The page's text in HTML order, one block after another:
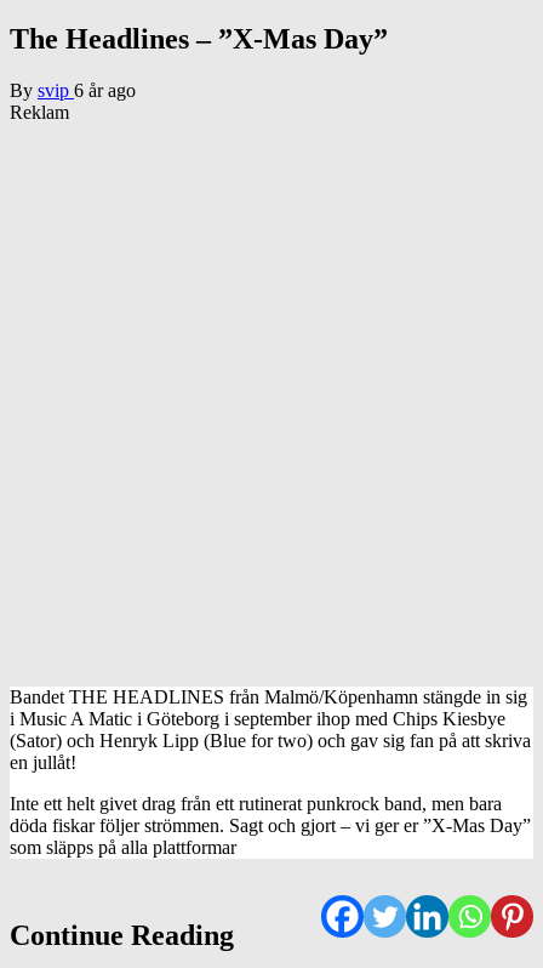
The Headlines – ”X-Mas Day”
By svip 6 år ago
Reklam
Bandet THE HEADLINES från Malmö/Köpenhamn stängde in sig
i Music A Matic i Göteborg i september ihop med Chips Kiesbye
(Sator) och Henryk Lipp (Blue for two) och gav sig fan på att skriva
en jullåt!
Inte ett helt givet drag från ett rutinerat punkrock band, men bara
döda fiskar följer strömmen. Sagt och gjort – vi ger er ”X-Mas Day”
som släpps på alla plattformar
Continue Reading